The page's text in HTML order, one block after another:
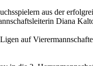
aus der
Diana
auf